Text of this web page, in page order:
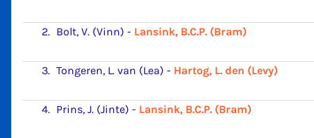
2. Bolt, V. (Vinn) - Lansink, B.C.P. (Bram)
3. Tongeren, L. van (Lea) - Hartog, L. den (Levy)
4. Prins, J. (Jinte) - Lansink, B.C.P. (Bram)